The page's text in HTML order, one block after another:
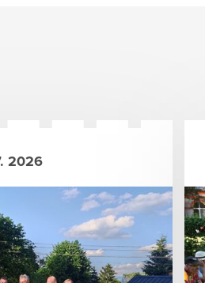
2026